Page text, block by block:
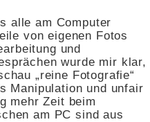
alle am Computer
von eigenen Fotos
und
wurde mir klar,
„reine Fotografie“
Manipulation und unfair
mehr Zeit beim
am PC sind aus